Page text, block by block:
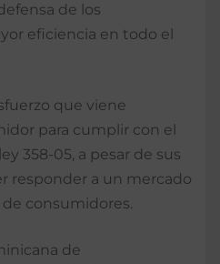
de los
eficiencia en todo el
que viene
para cumplir con el
358-05, a pesar de sus
responder a un mercado
consumidores.
de